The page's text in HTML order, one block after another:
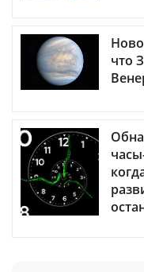
что